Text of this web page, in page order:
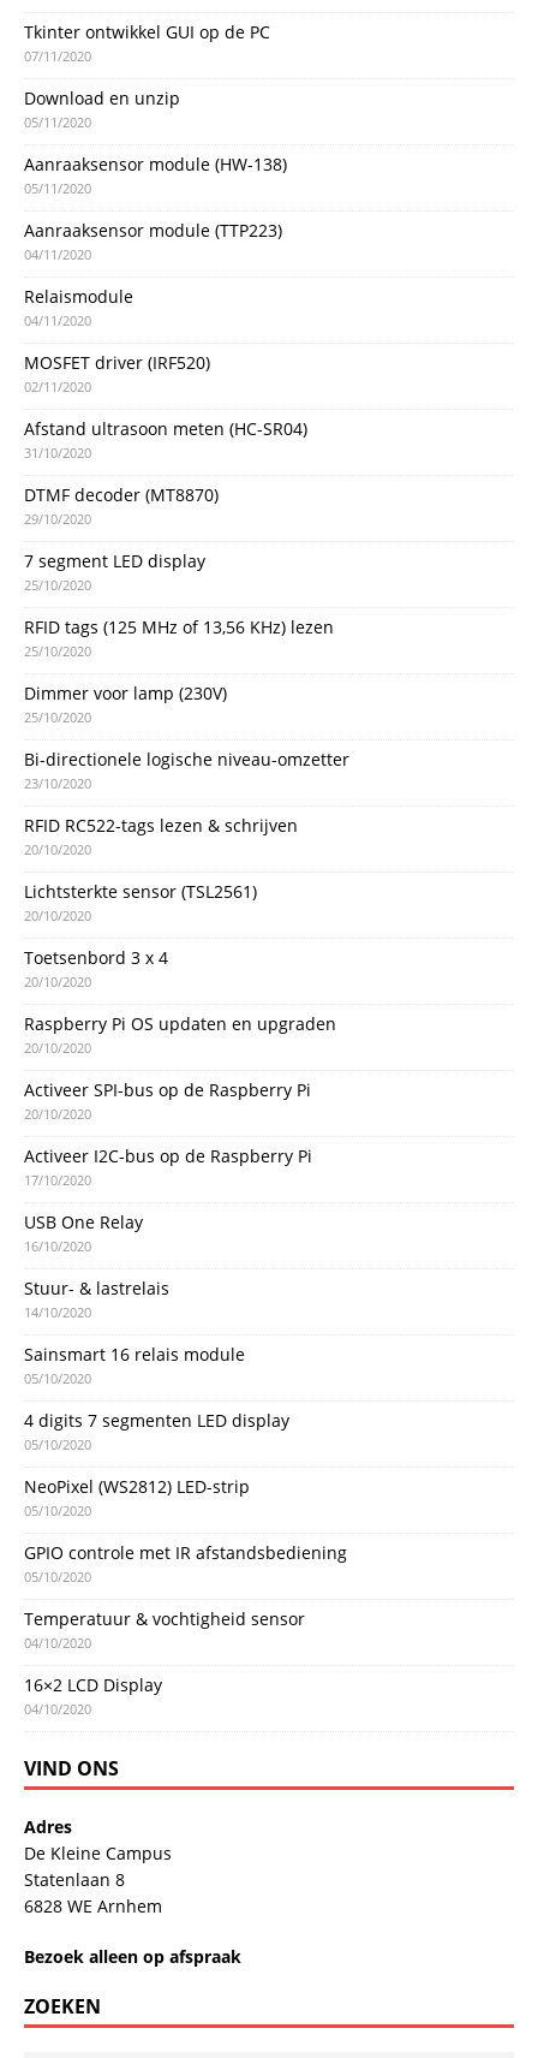
Tkinter ontwikkel GUI op de PC
07/11/2020
Download en unzip
05/11/2020
Aanraaksensor module (HW-138)
05/11/2020
Aanraaksensor module (TTP223)
04/11/2020
Relaismodule
04/11/2020
MOSFET driver (IRF520)
02/11/2020
Afstand ultrasoon meten (HC-SR04)
31/10/2020
DTMF decoder (MT8870)
29/10/2020
7 segment LED display
25/10/2020
RFID tags (125 MHz of 13,56 KHz) lezen
25/10/2020
Dimmer voor lamp (230V)
25/10/2020
Bi-directionele logische niveau-omzetter
23/10/2020
RFID RC522-tags lezen & schrijven
20/10/2020
Lichtsterkte sensor (TSL2561)
20/10/2020
Toetsenbord 3 x 4
20/10/2020
Raspberry Pi OS updaten en upgraden
20/10/2020
Activeer SPI-bus op de Raspberry Pi
20/10/2020
Activeer I2C-bus op de Raspberry Pi
17/10/2020
USB One Relay
16/10/2020
Stuur- & lastrelais
14/10/2020
Sainsmart 16 relais module
05/10/2020
4 digits 7 segmenten LED display
05/10/2020
NeoPixel (WS2812) LED-strip
05/10/2020
GPIO controle met IR afstandsbediening
05/10/2020
Temperatuur & vochtigheid sensor
04/10/2020
16×2 LCD Display
04/10/2020
VIND ONS
Adres
De Kleine Campus
Statenlaan 8
6828 WE Arnhem
Bezoek alleen op afspraak
ZOEKEN